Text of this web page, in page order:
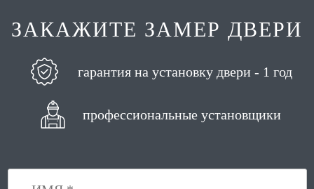
ЗАКАЖИТЕ ЗАМЕР ДВЕРИ
гарантия на установку двери - 1 год
профессиональные установщики